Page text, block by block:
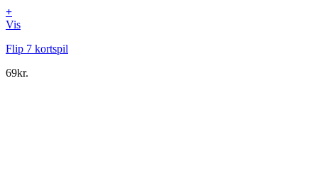
+
Vis
Flip 7 kortspil
69kr.